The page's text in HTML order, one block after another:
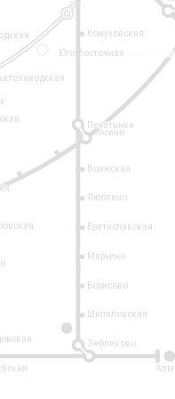
2
14
Кожуховская
Печатники
Волжская
Люблино
Братиславская
Марьино
Борисово
Шипиловская
Зябликово
Косино
Юго-Восточная